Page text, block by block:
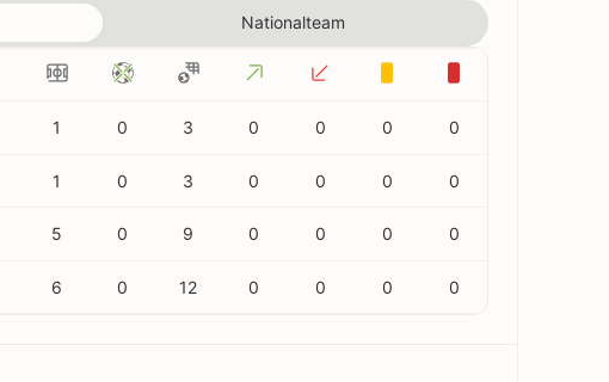
Nationalteam
1 0 3 0 0 0 0
1 0 3 0 0 0 0
5 0 9 0 0 0 0
6 0 12 0 0 0 0